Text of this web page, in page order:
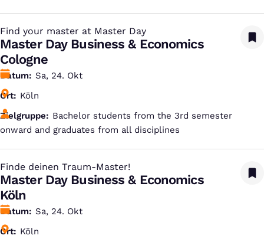
Find your master at Master Day
:
Master Day Business & Economics
Cologne
Datum
Sa, 24. Okt
Ort
Köln
Zielgruppe
Bachelor students from the 3rd semester
onward and graduates from all disciplines
Finde deinen Traum-Master!
:
Master Day Business & Economics
Köln
Datum
Sa, 24. Okt
Ort
Köln